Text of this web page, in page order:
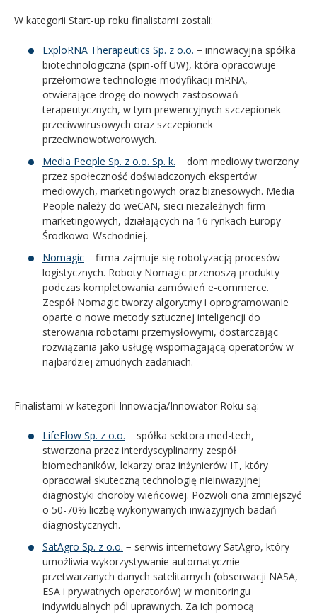
W kategorii Start-up roku finalistami zostali:
ExploRNA Therapeutics Sp. z o.o. − innowacyjna spółka
biotechnologiczna (spin-off UW), która opracowuje
przełomowe technologie modyfikacji mRNA,
otwierające drogę do nowych zastosowań
terapeutycznych, w tym prewencyjnych szczepionek
przeciwwirusowych oraz szczepionek
przeciwnowotworowych.
Media People Sp. z o.o. Sp. k. − dom mediowy tworzony
przez społeczność doświadczonych ekspertów
mediowych, marketingowych oraz biznesowych. Media
People należy do weCAN, sieci niezależnych firm
marketingowych, działających na 16 rynkach Europy
Środkowo-Wschodniej.
Nomagic – firma zajmuje się robotyzacją procesów
logistycznych. Roboty Nomagic przenoszą produkty
podczas kompletowania zamówień e-commerce.
Zespół Nomagic tworzy algorytmy i oprogramowanie
oparte o nowe metody sztucznej inteligencji do
sterowania robotami przemysłowymi, dostarczając
rozwiązania jako usługę wspomagającą operatorów w
najbardziej żmudnych zadaniach.
Finalistami w kategorii Innowacja/Innowator Roku są:
LifeFlow Sp. z o.o. − spółka sektora med-tech,
stworzona przez interdyscyplinarny zespół
biomechaników, lekarzy oraz inżynierów IT, który
opracował skuteczną technologię nieinwazyjnej
diagnostyki choroby wieńcowej. Pozwoli ona zmniejszyć
o 50-70% liczbę wykonywanych inwazyjnych badań
diagnostycznych.
SatAgro Sp. z o.o. − serwis internetowy SatAgro, który
umożliwia wykorzystywanie automatycznie
przetwarzanych danych satelitarnych (obserwacji NASA,
ESA i prywatnych operatorów) w monitoringu
indywidualnych pól uprawnych. Za ich pomocą